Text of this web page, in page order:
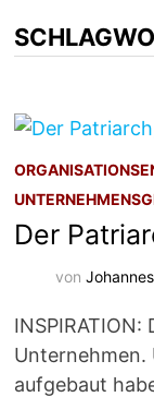
Der
von
Unternehmen.
aufgebaut